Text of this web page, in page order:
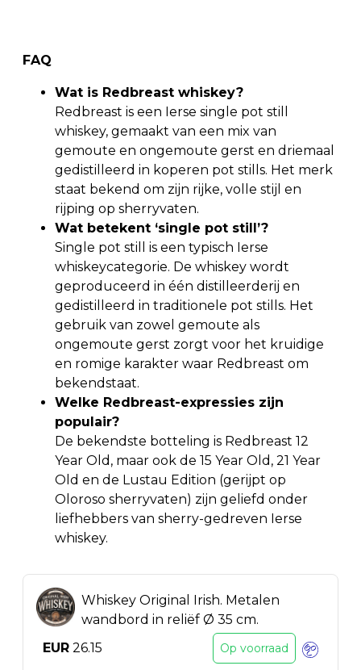
FAQ
Wat is Redbreast whiskey?
Redbreast is een Ierse single pot still
whiskey, gemaakt van een mix van
gemoute en ongemoute gerst en driemaal
gedistilleerd in koperen pot stills. Het merk
staat bekend om zijn rijke, volle stijl en
rijping op sherryvaten.
Wat betekent ‘single pot still’?
Single pot still is een typisch Ierse
whiskeycategorie. De whiskey wordt
geproduceerd in één distilleerderij en
gedistilleerd in traditionele pot stills. Het
gebruik van zowel gemoute als
ongemoute gerst zorgt voor het kruidige
en romige karakter waar Redbreast om
bekendstaat.
Welke Redbreast-expressies zijn
populair?
De bekendste botteling is Redbreast 12
Year Old, maar ook de 15 Year Old, 21 Year
Old en de Lustau Edition (gerijpt op
Oloroso sherryvaten) zijn geliefd onder
liefhebbers van sherry-gedreven Ierse
whiskey.
Whiskey Original Irish. Metalen
wandbord in reliëf Ø 35 cm.
EUR 26.15 Op voorraad